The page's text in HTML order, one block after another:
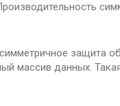
защита
массив данных.